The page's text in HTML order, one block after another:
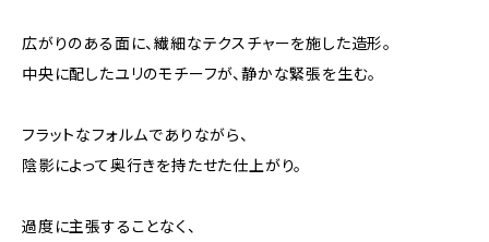
広がりのある面に、繊細なテクスチャーを施した造形。
中央に配したユリのモチーフが、静かな緊張を生む。
フラットなフォルムでありながら、
陰影によって奥行きを持たせた仕上がり。
過度に主張することなく、